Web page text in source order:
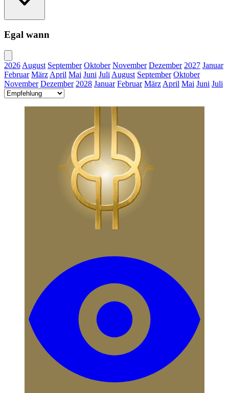
Egal wann
2026 August September Oktober November Dezember 2027 Januar
Februar März April Mai Juni Juli August September Oktober
November Dezember 2028 Januar Februar März April Mai Juni Juli